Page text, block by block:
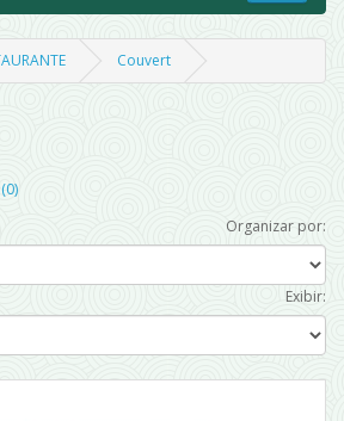
Couvert
Organizar por:
Exibir: